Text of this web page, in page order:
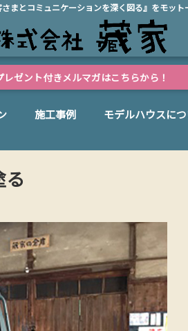
まとコミュニケーションを深く図る』をモット
レゼント付きメルマガはこちらから！
施工事例 モデルハウスに
る